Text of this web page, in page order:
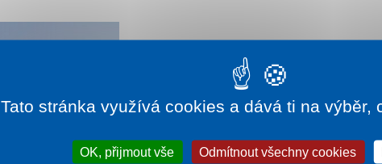
Tato stránka využívá cookies a dává ti na výběr,
OK, přijmout vše Odmítnout všechny cookies